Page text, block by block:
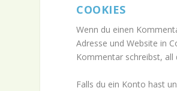
COOKIES
Wenn du einen
Adresse und Website in
Kommentar schreibst, all
Falls du ein Konto hast